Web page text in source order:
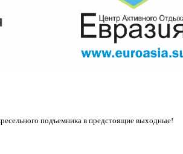
подъемника в предстоящие выходные!